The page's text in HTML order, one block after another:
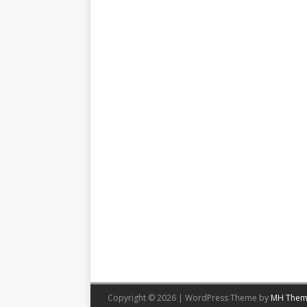
Copyright © 2026 | WordPress Theme by MH